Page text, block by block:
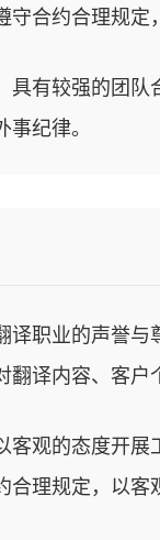
守合约合理规定
具有较强的团队
纪律。
译职业的声誉与
翻译内容、客户
客观的态度开展
合理规定，以客